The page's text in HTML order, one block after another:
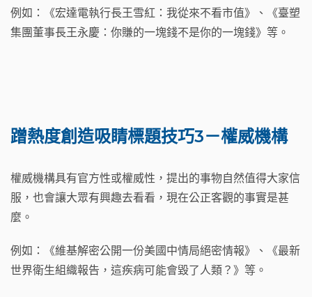
例如：《宏達電執行長王雪紅：我從來不看市值》、《臺塑
集團董事長王永慶：你賺的一塊錢不是你的一塊錢》等。
蹭熱度創造吸睛標題技巧3－權威機構
權威機構具有官方性或權威性，提出的事物自然值得大家信
服，也會讓大眾有興趣去看看，現在公正客觀的事實是甚
麼。
例如：《維基解密公開一份美國中情局絕密情報》、《最新
世界衛生組織報告，這疾病可能會毀了人類？》等。